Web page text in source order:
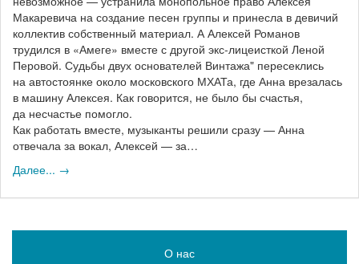
Макаревича на создание песен группы и принесла в девичий
коллектив собственный материал. А Алексей Романов
трудился в «Амеге» вместе с другой экс-лицеисткой Леной
Перовой. Судьбы двух основателей Винтажа" пересеклись
на автостоянке около московского МХАТа, где Анна врезалась
в машину Алексея. Как говорится, не было бы счастья,
да несчастье помогло.
Как работать вместе, музыканты решили сразу — Анна
отвечала за вокал, Алексей — за…
Далее... →
О нас